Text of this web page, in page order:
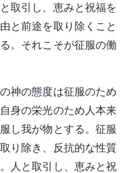
取引し、恵みと祝福を
と前途を取り除くこと
。それこそが征服の働
神の態度は征服のため
身の栄光のため人本来
し我が物とする。征服
り除き、反抗的な性質
人と取引し、恵みと祝